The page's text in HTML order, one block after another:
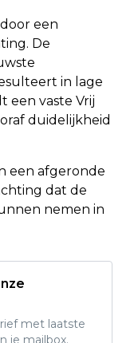
een
De
in lage
een vaste Vrij
duidelijkheid
een afgeronde
dat de
nemen in
met laatste
je mailbox.